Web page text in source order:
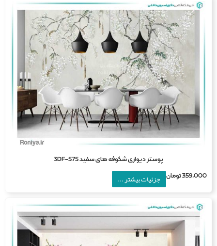
پوستر دیواری شکوفه های سفید 3DF-575
تومان جزئیات بیشتر ...